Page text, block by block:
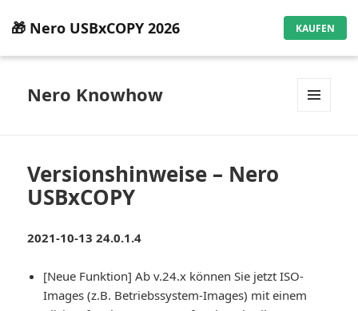
🎁 Nero USBxCOPY 2026 KAUFEN
Nero Knowhow
Versionshinweise – Nero
USBxCOPY
2021-10-13 24.0.1.4
[Neue Funktion] Ab v.24.x können Sie jetzt ISO-
Images (z.B. Betriebssystem-Images) mit einem